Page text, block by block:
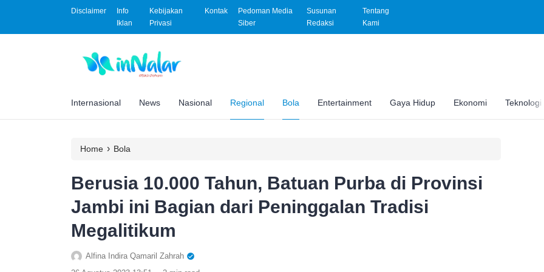
Disclaimer
Info
Iklan
Kebijakan
Privasi
Kontak
Pedoman Media
Siber
Susunan
Redaksi
Tentang
Kami
Internasional News Nasional Regional Bola Entertainment Gaya Hidup Ekonomi Teknologi
Home › Bola
Berusia 10.000 Tahun, Batuan Purba di Provinsi
Jambi ini Bagian dari Peninggalan Tradisi
Megalitikum
Alfina Indira Qamaril Zahrah